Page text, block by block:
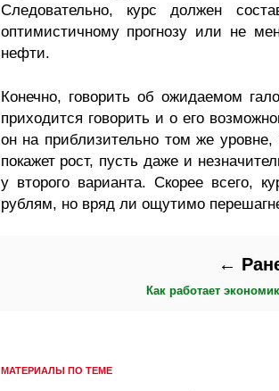
Следовательно, курс должен
оптимистичному прогнозу или не
нефти.
Конечно, говорить об ожидаемом
приходится говорить и о его
он на приблизительно том же
покажет рост, пусть даже и
у второго варианта. Скорее всего,
рублям, но вряд ли ощутимо
←
Как работает
МАТЕРИАЛЫ ПО ТЕМЕ